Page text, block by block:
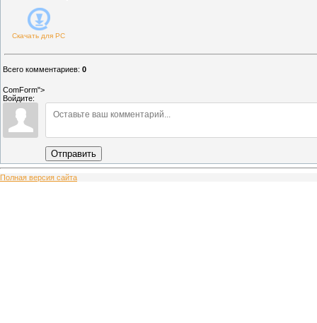
Скачать для PC
Всего комментариев: 0
ComForm">
Войдите:
Отправить
Полная версия сайта